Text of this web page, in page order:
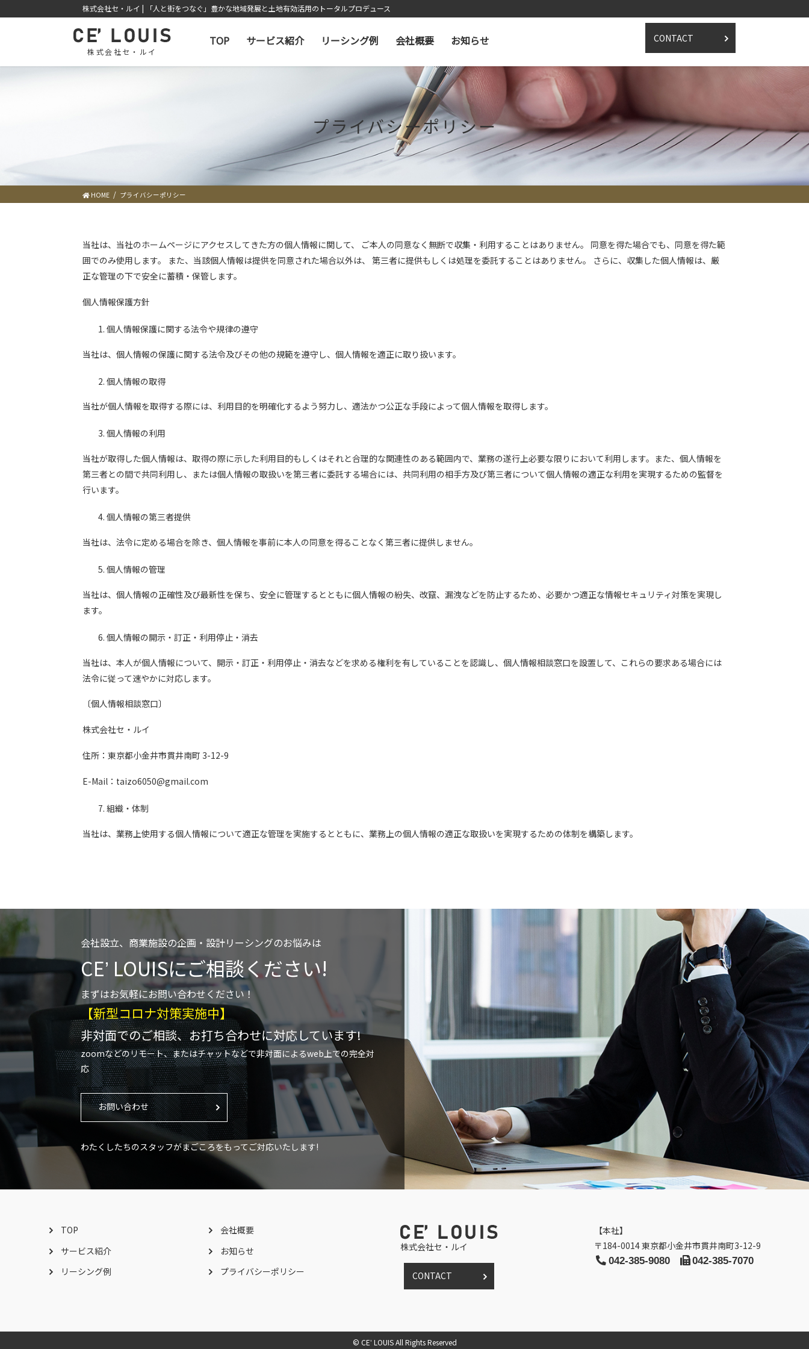
ツ
シ
株式会社セ・ルイ | 「人と街をつなぐ」豊かな地域発展と土地有効活用のトータルプロデュース
株式会社セ・ルイ
TOP サービス紹介 リーシング例 会社概要 お知らせ CONTACT
プライバシーポリシー
HOME プライバシーポリシー
当社は、当社のホームページにアクセスしてきた方の個人情報に関して、 ご本人の同意なく無断で収集・利用することはありません。 同意を得た場合でも、同意を得た範
囲でのみ使用します。 また、当該個人情報は提供を同意された場合以外は、 第三者に提供もしくは処理を委託することはありません。 さらに、収集した個人情報は、厳
正な管理の下で安全に蓄積・保管します。
個人情報保護方針
個人情報保護に関する法令や規律の遵守
当社は、個人情報の保護に関する法令及びその他の規範を遵守し、個人情報を適正に取り扱います。
個人情報の取得
当社が個人情報を取得する際には、利用目的を明確化するよう努力し、適法かつ公正な手段によって個人情報を取得します。
個人情報の利用
当社が取得した個人情報は、取得の際に示した利用目的もしくはそれと合理的な関連性のある範囲内で、業務の遂行上必要な限りにおいて利用します。また、個人情報を
第三者との間で共同利用し、または個人情報の取扱いを第三者に委託する場合には、共同利用の相手方及び第三者について個人情報の適正な利用を実現するための監督を
行います。
個人情報の第三者提供
当社は、法令に定める場合を除き、個人情報を事前に本人の同意を得ることなく第三者に提供しません。
個人情報の管理
当社は、個人情報の正確性及び最新性を保ち、安全に管理するとともに個人情報の紛失、改竄、漏洩などを防止するため、必要かつ適正な情報セキュリティ対策を実現し
ます。
個人情報の開示・訂正・利用停止・消去
当社は、本人が個人情報について、開示・訂正・利用停止・消去などを求める権利を有していることを認識し、個人情報相談窓口を設置して、これらの要求ある場合には
法令に従って速やかに対応します。
〔個人情報相談窓口〕
株式会社セ・ルイ
住所：東京都小金井市貫井南町 3-12-9
E-Mail：taizo6050@gmail.com
組織・体制
当社は、業務上使用する個人情報について適正な管理を実施するとともに、業務上の個人情報の適正な取扱いを実現するための体制を構築します。
会社設立、商業施設の企画・設計リーシングのお悩みは
CEʼ LOUISにご相談ください!
まずはお気軽にお問い合わせください！
【新型コロナ対策実施中】
非対面でのご相談、お打ち合わせに対応しています!
zoomなどのリモート、またはチャットなどで非対面によるweb上での完全対
応
お問い合わせ
わたくしたちのスタッフがまごころをもってご対応いたします!
TOP
サービス紹介
リーシング例
会社概要
お知らせ
プライバシーポリシー
株式会社セ・ルイ
CONTACT
【本社】
〒184-0014 東京都小金井市貫井南町3-12-9
042-385-9080 042-385-7070
© CEʼ LOUIS All Rights Reserved